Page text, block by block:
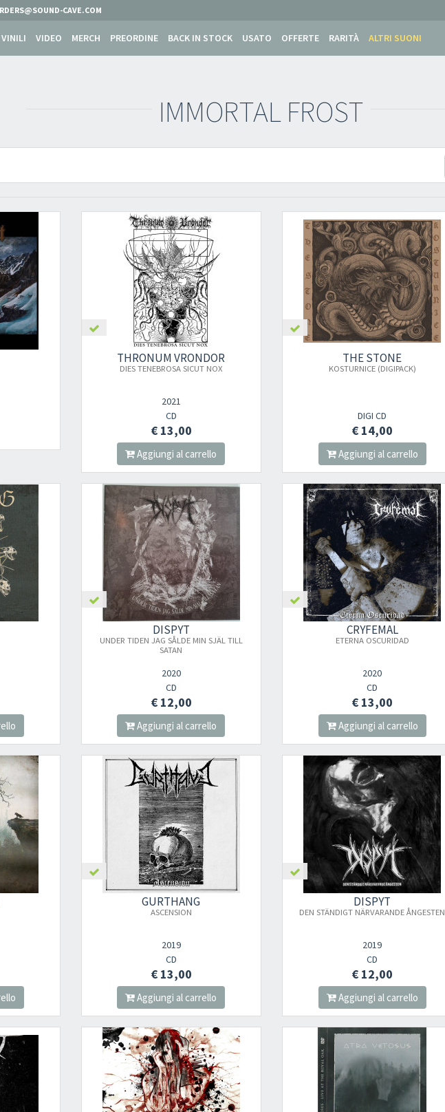
CAVE.COM
VINILI VIDEO MERCH PREORDINE BACK IN STOCK USATO OFFERTE RARITÀ ALTRI SUONI
IMMORTAL FROST
THRONUM VRONDOR
DIES TENEBROSA SICUT NOX
2021
CD
€ 13,00
Aggiungi al carrello
THE STONE
KOSTURNICE (DIGIPACK)
DIGI CD
€ 14,00
Aggiungi al carrello
DISPYT
UNDER TIDEN JAG SÅLDE MIN SJÄL TILL
SATAN
2020
CD
€ 12,00
Aggiungi al carrello
CRYFEMAL
ETERNA OSCURIDAD
2020
CD
€ 13,00
Aggiungi al carrello
GURTHANG
ASCENSION
2019
CD
€ 13,00
Aggiungi al carrello
DISPYT
DEN STÄNDIGT NÄRVARANDE ÅNGESTEN
2019
CD
€ 12,00
Aggiungi al carrello